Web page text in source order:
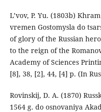
L’vov, P. Yu. (1803b)
vremen Gostomysla do
of glory of the Russian
to the reign of the
Academy of Sciences
[8], 38, [2], 44, [4] p. (In
Rovinskij, D. A. (1870)
1564 g. do osnovaniya